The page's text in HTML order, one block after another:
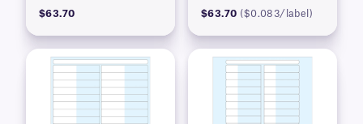
$63.70 $63.70 ($0.083/label)